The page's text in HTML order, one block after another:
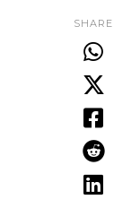
SHARE